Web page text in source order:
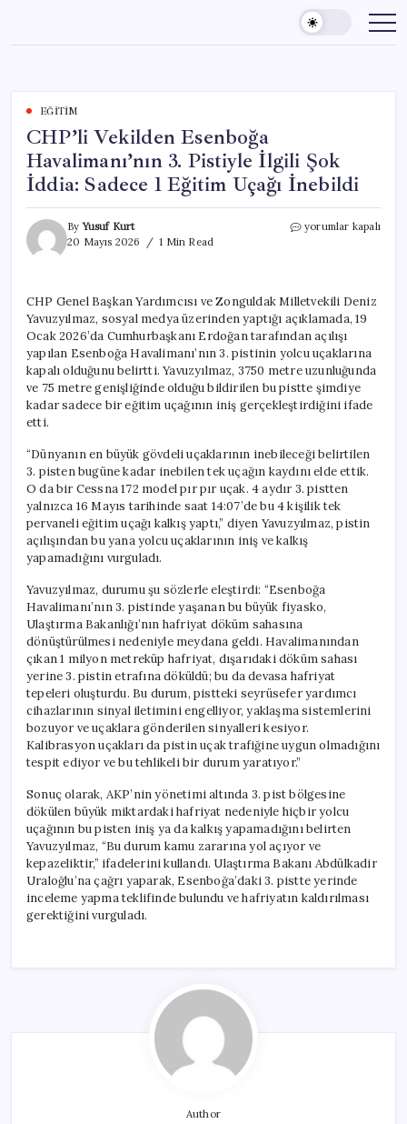
content
EĞITIM
CHP’li Vekilden Esenboğa
Havalimanı’nın 3. Pistiyle İlgili Şok
İddia: Sadece 1 Eğitim Uçağı İnebildi
ByYusuf Kurt
20 Mayıs 2026
1 Min Read
CHP’li
Pistiyle
İlgili
Şok
İddia:
Sadece
Eğitim
Uçağı
yorumlar kapalı
CHP Genel Başkan Yardımcısı ve Zonguldak Milletvekili Deniz
Yavuzyılmaz, sosyal medya üzerinden yaptığı açıklamada, 19
Ocak 2026’da Cumhurbaşkanı Erdoğan tarafından açılışı
yapılan Esenboğa Havalimanı’nın 3. pistinin yolcu uçaklarına
kapalı olduğunu belirtti. Yavuzyılmaz, 3750 metre uzunluğunda
ve 75 metre genişliğinde olduğu bildirilen bu pistte şimdiye
kadar sadece bir eğitim uçağının iniş gerçekleştirdiğini ifade
etti.
“Dünyanın en büyük gövdeli uçaklarının inebileceği belirtilen
3. pisten bugüne kadar inebilen tek uçağın kaydını elde ettik.
O da bir Cessna 172 model pır pır uçak. 4 aydır 3. pistten
yalnızca 16 Mayıs tarihinde saat 14:07’de bu 4 kişilik tek
pervaneli eğitim uçağı kalkış yaptı,” diyen Yavuzyılmaz, pistin
açılışından bu yana yolcu uçaklarının iniş ve kalkış
yapamadığını vurguladı.
Yavuzyılmaz, durumu şu sözlerle eleştirdi: “Esenboğa
Havalimanı’nın 3. pistinde yaşanan bu büyük fiyasko,
Ulaştırma Bakanlığı’nın hafriyat döküm sahasına
dönüştürülmesi nedeniyle meydana geldi. Havalimanından
çıkan 1 milyon metreküp hafriyat, dışarıdaki döküm sahası
yerine 3. pistin etrafına döküldü; bu da devasa hafriyat
tepeleri oluşturdu. Bu durum, pistteki seyrüsefer yardımcı
cihazlarının sinyal iletimini engelliyor, yaklaşma sistemlerini
bozuyor ve uçaklara gönderilen sinyalleri kesiyor.
Kalibrasyon uçakları da pistin uçak trafiğine uygun olmadığını
tespit ediyor ve bu tehlikeli bir durum yaratıyor.”
Sonuç olarak, AKP’nin yönetimi altında 3. pist bölgesine
dökülen büyük miktardaki hafriyat nedeniyle hiçbir yolcu
uçağının bu pisten iniş ya da kalkış yapamadığını belirten
Yavuzyılmaz, “Bu durum kamu zararına yol açıyor ve
kepazeliktir,” ifadelerini kullandı. Ulaştırma Bakanı Abdülkadir
Uraloğlu’na çağrı yaparak, Esenboğa’daki 3. pistte yerinde
inceleme yapma teklifinde bulundu ve hafriyatın kaldırılması
gerektiğini vurguladı.
Author